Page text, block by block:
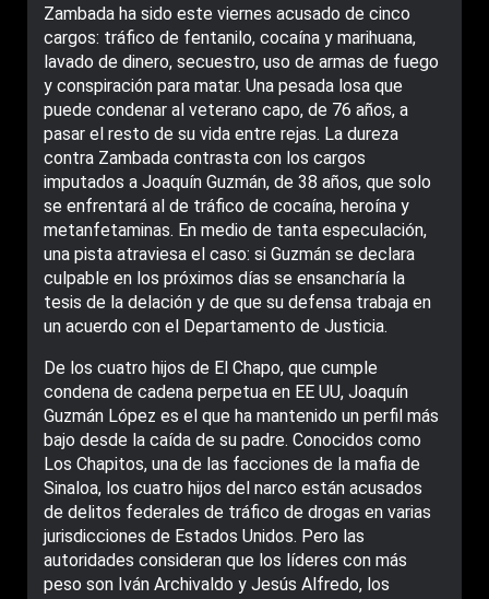
Zambada ha sido este viernes acusado de cinco
cargos: tráfico de fentanilo, cocaína y marihuana,
lavado de dinero, secuestro, uso de armas de fuego
y conspiración para matar. Una pesada losa que
puede condenar al veterano capo, de 76 años, a
pasar el resto de su vida entre rejas. La dureza
contra Zambada contrasta con los cargos
imputados a Joaquín Guzmán, de 38 años, que solo
se enfrentará al de tráfico de cocaína, heroína y
metanfetaminas. En medio de tanta especulación,
una pista atraviesa el caso: si Guzmán se declara
culpable en los próximos días se ensancharía la
tesis de la delación y de que su defensa trabaja en
un acuerdo con el Departamento de Justicia.
De los cuatro hijos de El Chapo, que cumple
condena de cadena perpetua en EE UU, Joaquín
Guzmán López es el que ha mantenido un perfil más
bajo desde la caída de su padre. Conocidos como
Los Chapitos, una de las facciones de la mafia de
Sinaloa, los cuatro hijos del narco están acusados
de delitos federales de tráfico de drogas en varias
jurisdicciones de Estados Unidos. Pero las
autoridades consideran que los líderes con más
peso son Iván Archivaldo y Jesús Alfredo, los